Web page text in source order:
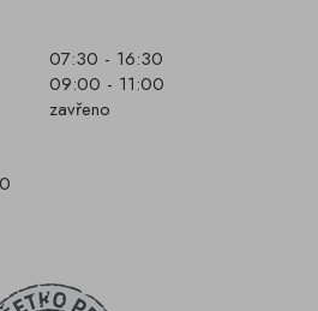
07:30 - 16:30
09:00 - 11:00
zavřeno